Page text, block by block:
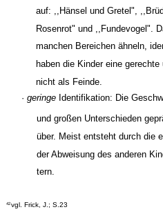
auf: ,,Hänsel und Gretel",
Rosenrot" und ,,Fundevogel".
manchen Bereichen ähneln,
haben die Kinder eine
nicht als Feinde.
· geringe Identifikation: Die
und großen Unterschieden
über. Meist entsteht durch die
der Abweisung des anderen
tern.
42 vgl. Frick, J.; S.23